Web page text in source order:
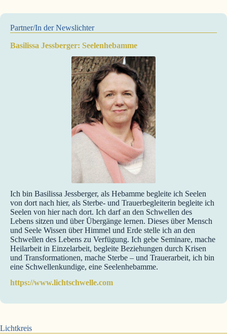
Partner/In der Newslichter
Basilissa Jessberger: Seelenhebamme
Ich bin Basilissa Jessberger, als Hebamme begleite ich Seelen
von dort nach hier, als Sterbe- und Trauerbegleiterin begleite ich
Seelen von hier nach dort. Ich darf an den Schwellen des
Lebens sitzen und über Übergänge lernen. Dieses über Mensch
und Seele Wissen über Himmel und Erde stelle ich an den
Schwellen des Lebens zu Verfügung. Ich gebe Seminare, mache
Heilarbeit in Einzelarbeit, begleite Beziehungen durch Krisen
und Transformationen, mache Sterbe – und Trauerarbeit, ich bin
eine Schwellenkundige, eine Seelenhebamme.
https://www.lichtschwelle.com
Lichtkreis